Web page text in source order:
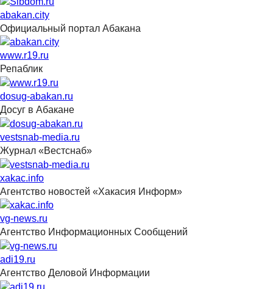
abakan.city
Официальный портал Абакана
www.r19.ru
Репаблик
dosug-abakan.ru
Досуг в Абакане
vestsnab-media.ru
Журнал «Вестснаб»
xakac.info
Агентство новостей «Хакасия Информ»
vg-news.ru
Агентство Информационных Сообщений
adi19.ru
Агентство Деловой Информации